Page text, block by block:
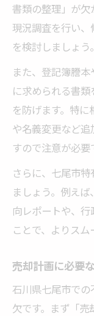
書類の整理」が
現況調査を行い
を検討しましょう。
また、登記簿謄
に求められる書
を防げます。特
や名義変更など
すので注意が必要
さらに、七尾市
ましょう。例え
向レポートや、
ことで、よりスム
売却計画に必要
石川県七尾市で
欠です。まず「